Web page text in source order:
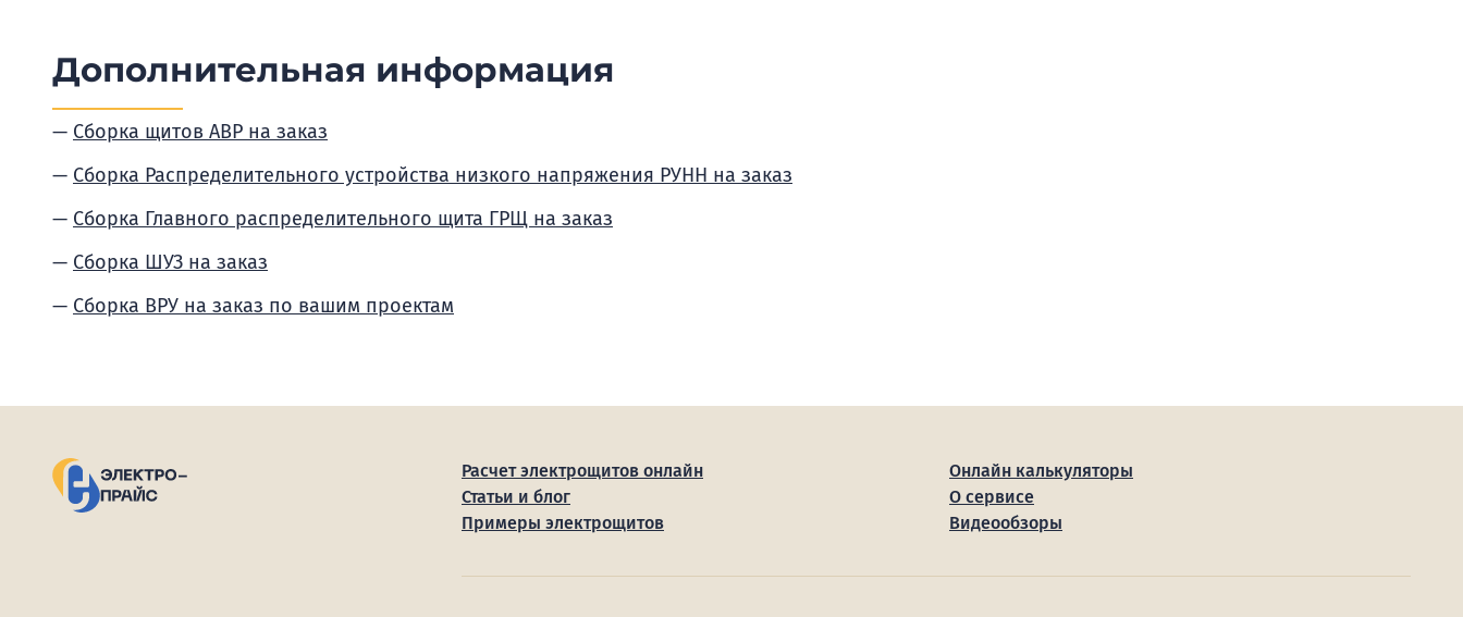
Дополнительная информация
Сборка щитов АВР на заказ
Сборка Распределительного устройства низкого напряжения РУНН на заказ
Сборка Главного распределительного щита ГРЩ на заказ
Сборка ШУЗ на заказ
Сборка ВРУ на заказ по вашим проектам
Расчет электрощитов онлайн
Онлайн калькуляторы
Статьи и блог
О сервисе
Примеры электрощитов
Видеообзоры